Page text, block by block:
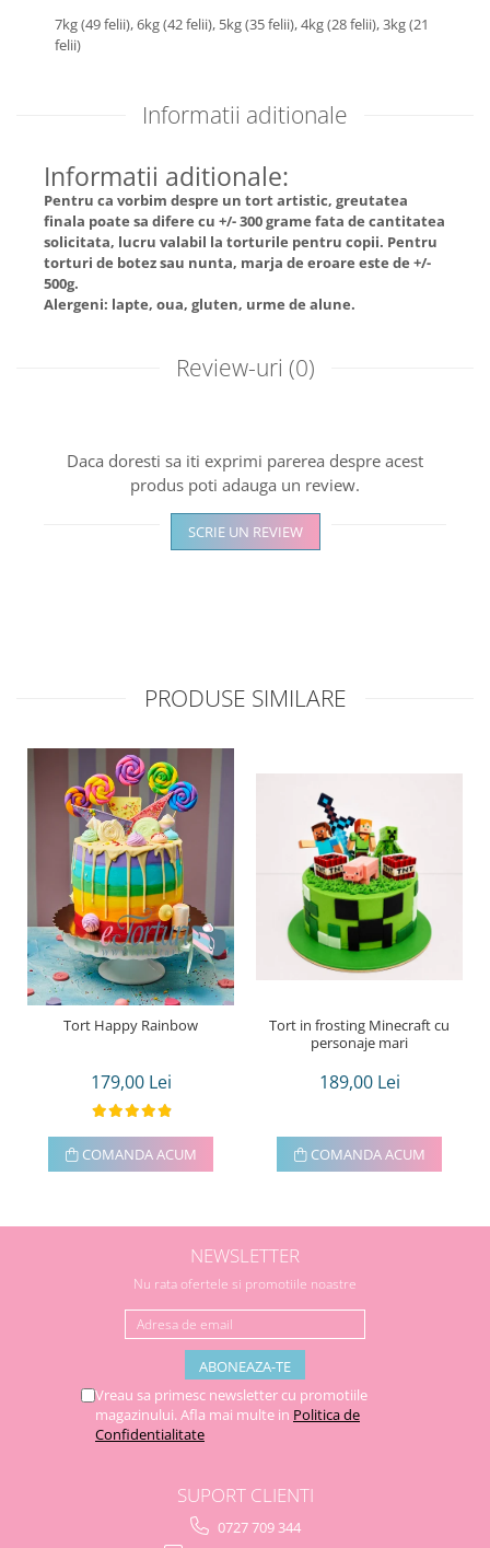
7kg (49 felii),6kg (42 felii), 5kg (35 felii),4kg (28 felii),3kg (21
felii)
Informatii aditionale
Informatii aditionale:
Pentru ca vorbim despre un tort artistic, greutatea
finala poate sa difere cu +/- 300 grame fata de cantitatea
solicitata, lucru valabil la torturile pentru copii. Pentru
torturi de botez sau nunta, marja de eroare este de +/-
500g.
Alergeni: lapte, oua, gluten, urme de alune.
Review-uri (0)
Daca doresti sa iti exprimi parerea despre acest
produs poti adauga un review.
SCRIE UN REVIEW
PRODUSE SIMILARE
Tort Happy Rainbow
179,00 Lei
COMANDA ACUM
Tort in frosting Minecraft cu
personaje mari
189,00 Lei
COMANDA ACUM
NEWSLETTER
Nu rata ofertele si promotiile noastre
Vreau sa primesc newsletter cu promotiile
magazinului. Afla mai multe in Politica de
Confidentialitate
SUPORT CLIENTI
0727 709 344